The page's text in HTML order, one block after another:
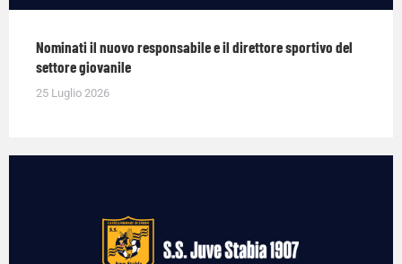
Nominati il nuovo responsabile e il direttore sportivo del
settore giovanile
25 Luglio 2026